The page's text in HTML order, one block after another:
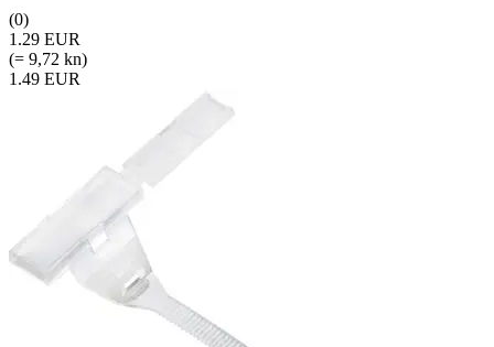
(0)
1.29 EUR
(= 9,72 kn)
1.49 EUR